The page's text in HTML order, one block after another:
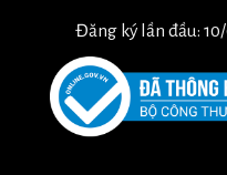
Đăng ký lần đầu: